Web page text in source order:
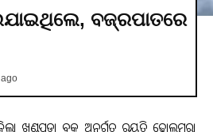
ବଜ୍ରପାତରେ